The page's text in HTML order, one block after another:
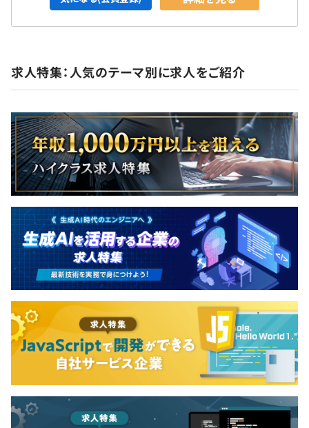
求人特集：人気のテーマ別に求人をご紹介